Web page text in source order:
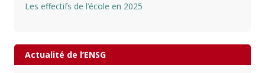
Les effectifs de l’école en 2025
Actualité de l’ENSG